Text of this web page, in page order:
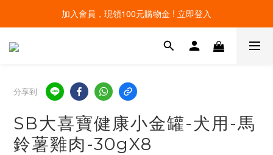
線上寵物展開跑 限時優惠中
線上寵物展開跑 限時優惠中
分享到
SB大喜寶健康小金罐-犬用-馬
鈴薯雞肉-30gX8